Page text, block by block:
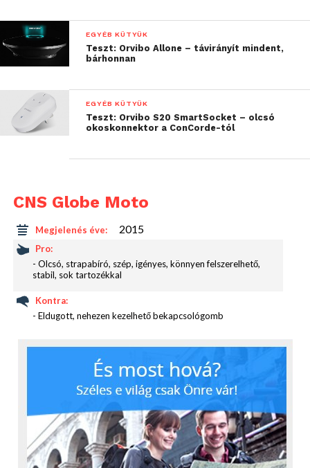
Áramellátás? A CNS Globe Moto szivargyújtóról,
rákötve táplálható meg. Mindkettő adapter
érkezik, mint tartozék. Minden csatlakozó vízálló
kivitel, a beázás a legnagyobb esőben is kizárt. Ha a
készüléket autóban akarjuk használni, jól jöhet a
pluszban kapott tapadókorongos tartó is, amelyet az
ablaküvegre tudunk egy mozdulattal tapasztani.
Stabil, mint a szikla, bár kicsit rövid a tartó karja így
nagyobb autókban gondolkodni kell az
elhelyezésről.
EGYÉB KÜTYÜK
Teszt: Orvibo Allone – távirányít mindent,
bárhonnan
EGYÉB KÜTYÜK
Teszt: Orvibo S20 SmartSocket – olcsó
okoskonnektor a ConCorde-tól
CNS Globe Moto
Megjelenés éve: 2015
Pro:
- Olcsó, strapabíró, szép, igényes, könnyen felszerelhető,
stabil, sok tartozékkal
Kontra:
- Eldugott, nehezen kezelhető bekapcsológomb